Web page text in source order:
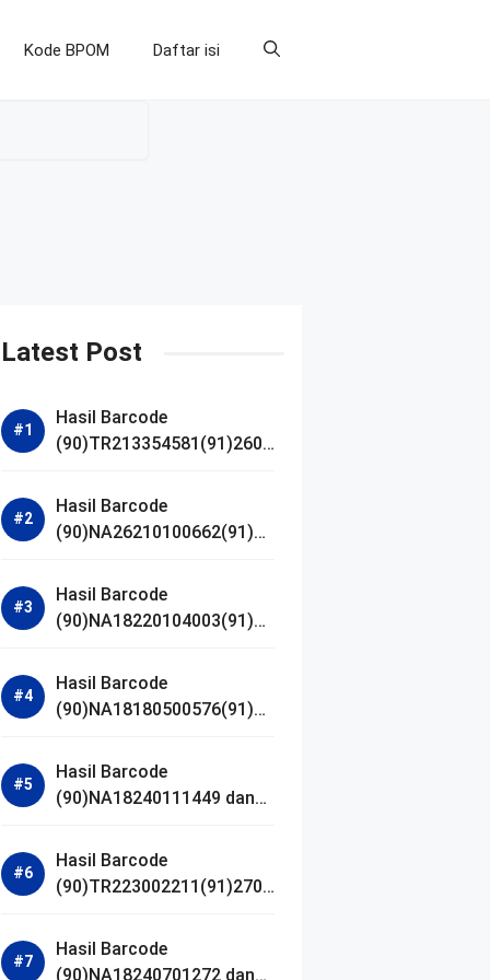
Kode BPOM Daftar isi
Latest Post
Hasil Barcode
(90)TR213354581(91)2607
Hasil Barcode
(90)NA26210100662(91)24
Hasil Barcode
(90)NA18220104003(91)25
Hasil Barcode
(90)NA18180500576(91)21
Hasil Barcode
(90)NA18240111449 dan
Hasil Barcode
(90)TR223002211(91)2701
Hasil Barcode
(90)NA18240701272 dan